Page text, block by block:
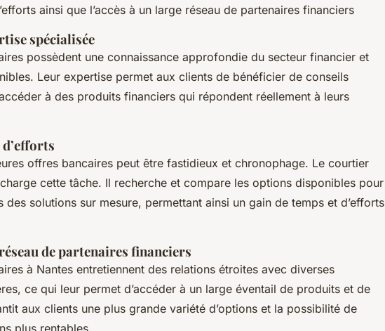
ainsi que l’accès à un large réseau de partenaires financiers
spécialisée
possèdent une connaissance approfondie du secteur financier et
Leur expertise permet aux clients de bénéficier de conseils
à des produits financiers qui répondent réellement à leurs
offres bancaires peut être fastidieux et chronophage. Le courtier
cette tâche. Il recherche et compare les options disponibles pour
des solutions sur mesure, permettant ainsi un gain de temps et d’efforts
de partenaires financiers
à Nantes entretiennent des relations étroites avec diverses
ce qui leur permet d’accéder à un large éventail de produits et de
aux clients une plus grande variété d’options et la possibilité de